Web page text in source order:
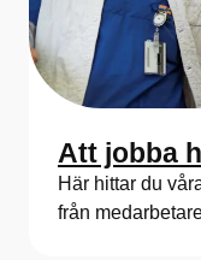
Att jobba
Här hittar du
från